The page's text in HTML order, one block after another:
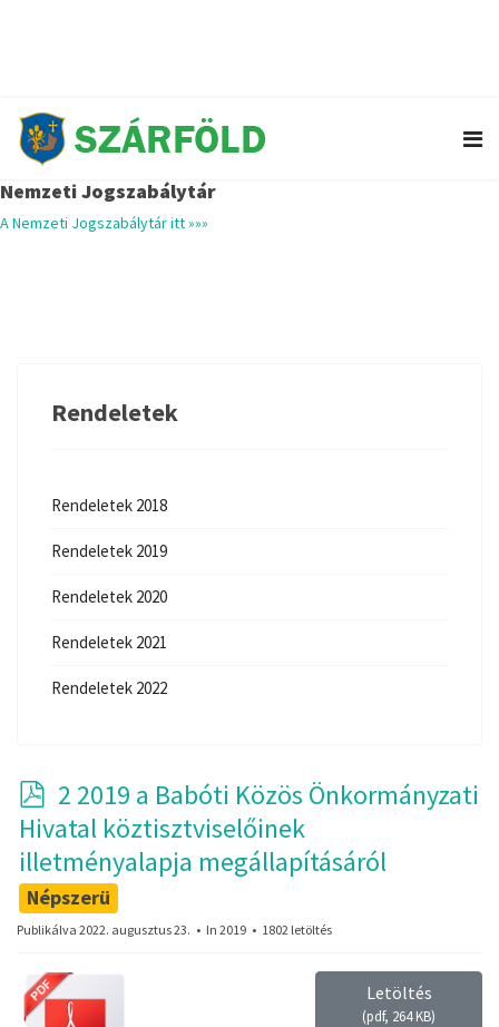
Nemzeti Jogszabálytár
A Nemzeti Jogszabálytár itt »»»
Rendeletek
Rendeletek 2018
Rendeletek 2019
Rendeletek 2020
Rendeletek 2021
Rendeletek 2022
p
d
f
2 2019 a Babóti Közös Önkormányzati
Hivatal köztisztviselőinek
illetményalapja megállapításáról
Népszerü
Publikálva 2022. augusztus 23. In 2019 1802 letöltés
Letöltés
(pdf, 264 KB)